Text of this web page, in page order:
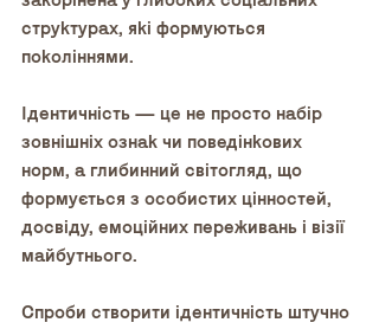
структурах, які формуються
поколіннями.
Ідентичність — це не просто набір
зовнішніх ознак чи поведінкових
норм, а глибинний світогляд, що
формується з особистих цінностей,
досвіду, емоційних переживань і візії
майбутнього.
Спроби створити ідентичність штучно